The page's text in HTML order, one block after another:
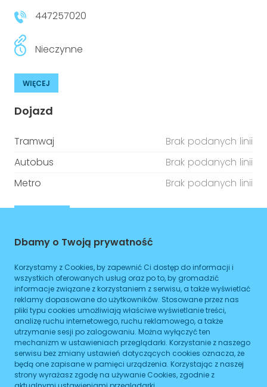
447257020
Nieczynne
WIĘCEJ
Dojazd
Tramwaj
Brak podanych linii
Autobus
Brak podanych linii
Metro
Brak podanych linii
Godziny otwarcia
Poniedziałek 08:00 -16:00
Wtorek
08:00- 16:00
Środa
08:00-
Czwartek
08:00 -16:00
Piątek
08:00 -16:00
Dbamy o Twoją prywatność
Korzystamy z Cookies, by zapewnić Ci dostęp do informacji i
wszystkich oferowanych usług oraz po to, by gromadzić
informacje związane z korzystaniem z serwisu, a także wyświetlać
reklamy dopasowane do użytkowników. Stosowane przez nas
pliki typu cookies umożliwiają właściwe wyświetlanie treści,
analizę ruchu internetowego, ruchu reklamowego, a także
utrzymanie sesji po zalogowaniu. Można wyłączyć ten
mechanizm w ustawieniach przeglądarki. Korzystanie z naszego
serwisu bez zmiany ustawień dotyczących cookies oznacza, że
będą one zapisane w pamięci urządzenia. Korzystając z naszej
strony wyrażasz zgodę na używanie Cookies, zgodnie z